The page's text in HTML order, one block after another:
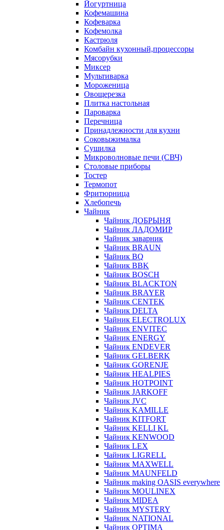
Йогуртница
Кофемашина
Кофеварка
Кофемолка
Кастрюля
Комбайн кухонный,процессоры
Мясорубки
Миксер
Мультиварка
Мороженица
Овощерезка
Плитка настольная
Пароварка
Перечница
Принадлежности для кухни
Соковыжималка
Сушилка
Микроволновые печи (СВЧ)
Столовые приборы
Тостер
Термопот
Фритюрница
Хлебопечь
Чайник
Чайник ДОБРЫНЯ
Чайник ЛАДОМИР
Чайник заварник
Чайник BRAUN
Чайник BQ
Чайник BBK
Чайник BOSCH
Чайник BLACKTON
Чайник BRAYER
Чайник CENTEK
Чайник DELTA
Чайник ELECTROLUX
Чайник ENVITEC
Чайник ENERGY
Чайник ENDEVER
Чайник GELBERK
Чайник GORENJE
Чайник HEALPIES
Чайник HOTPOINT
Чайник JARKOFF
Чайник JVC
Чайник KAMILLE
Чайник KITFORT
Чайник KELLI KL
Чайник KENWOOD
Чайник LEX
Чайник LIGRELL
Чайник MAXWELL
Чайник MAUNFELD
Чайник making OASIS everywhere
Чайник MOULINEX
Чайник MIDEA
Чайник MYSTERY
Чайник NATIONAL
Чайник OPTIMA